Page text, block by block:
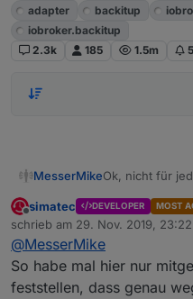
adapter
backitup
iobroker.backitup
2.3k
185 1.5m
MesserMikeOk, nicht für
Für mich ists so
großes Lob an
grosses Danke
Offline
simatec DEVELOPER MOST
schrieb am 29. Nov. 2019, 23:22
zuletzt editiert von
@MesserMike
So habe mal hier nur
feststellen, dass genau